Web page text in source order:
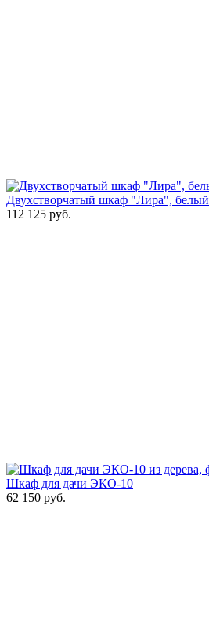
Двухстворчатый шкаф "Лира", белый
112 125 руб.
Шкаф для дачи ЭКО-10
62 150 руб.